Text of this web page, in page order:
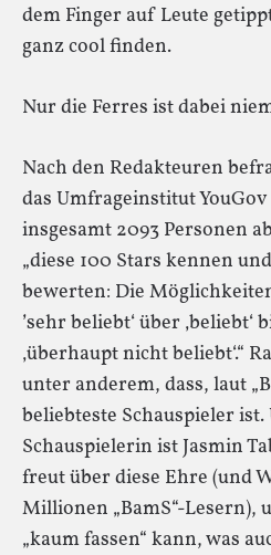
dem Finger auf Leute
ganz cool finden.
Nur die Ferres ist dabei
Nach den Redakteuren
das Umfrageinstitut
insgesamt 2093 Personen
„diese 100 Stars kennen
bewerten: Die
’sehr beliebt‘ über ‚beliebt‘
‚überhaupt nicht beliebt‘.“
unter anderem, dass, laut
beliebteste Schauspieler
Schauspielerin ist Jasmin
freut über diese Ehre (und
Millionen „BamS“-Lesern),
„kaum fassen“ kann, was